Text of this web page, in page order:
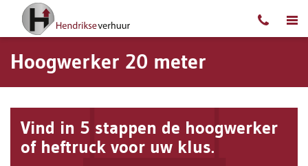
Ga naar content
Hoogwerker 20 meter
Vind in 5 stappen de hoogwerker
of heftruck voor uw klus.